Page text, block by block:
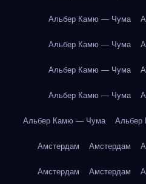
Альбер Камю — Чума
Альбер Камю — Чума
Альбер Камю — Чума
Альбер Камю — Чума
Альбер Камю — Чума
Амстердам Амстердам
Амстердам Амстердам